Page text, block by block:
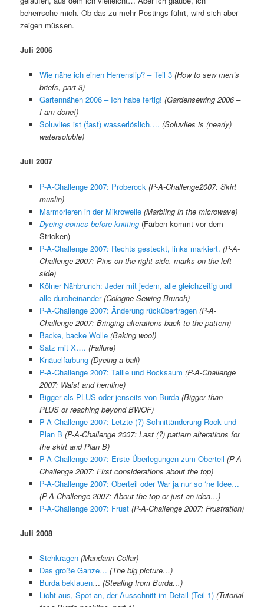
beherrsche mich. Ob das zu mehr Postings führt, wird sich aber
zeigen müssen.
Juli 2006
Wie nähe ich einen Herrenslip? – Teil 3 (How to sew men’s
briefs, part 3)
Gartennähen 2006 – Ich habe fertig! (Gardensewing 2006 –
I am done!)
Soluvlies ist (fast) wasserlöslich…. (Soluvlies is (nearly)
watersoluble)
Juli 2007
P-A-Challenge 2007: Proberock (P-A-Challenge2007: Skirt
muslin)
Marmorieren in der Mikrowelle (Marbling in the microwave)
Dyeing comes before knitting(Färben kommt vor dem
Stricken)
P-A-Challenge 2007: Rechts gesteckt, links markiert. (P-A-
Challenge 2007: Pins on the right side, marks on the left
side)
Kölner Nähbrunch: Jeder mit jedem, alle gleichzeitig und
alle durcheinander (Cologne Sewing Brunch)
P-A-Challenge 2007: Änderung rückübertragen (P-A-
Challenge 2007: Bringing alterations back to the pattern)
Backe, backe Wolle (Baking wool)
Satz mit X…. (Failure)
Knäuelfärbung (Dyeing a ball)
P-A-Challenge 2007: Taille und Rocksaum (P-A-Challenge
2007: Waist and hemline)
Bigger als PLUS oder jenseits von Burda (Bigger than
PLUS or reaching beyond BWOF)
P-A-Challenge 2007: Letzte (?) Schnittänderung Rock und
Plan B (P-A-Challenge 2007: Last (?) pattern alterations for
the skirt and Plan B)
P-A-Challenge 2007: Erste Überlegungen zum Oberteil (P-A-
Challenge 2007: First considerations about the top)
P-A-Challenge 2007: Oberteil oder War ja nur so ‘ne Idee…
(P-A-Challenge 2007: About the top or just an idea…)
P-A-Challenge 2007: Frust (P-A-Challenge 2007: Frustration)
Juli 2008
Stehkragen (Mandarin Collar)
Das große Ganze… (The big picture…)
Burda beklauen… (Stealing from Burda…)
Licht aus, Spot an, der Ausschnitt im Detail (Teil 1) (Tutorial